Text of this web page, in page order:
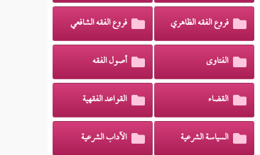
فروع الفقه الظاهري فروع الفقه الشافعي
الفتاوى أصول الفقه
القضاء القواعد الفقهية
السياسة الشرعية الآداب الشرعية